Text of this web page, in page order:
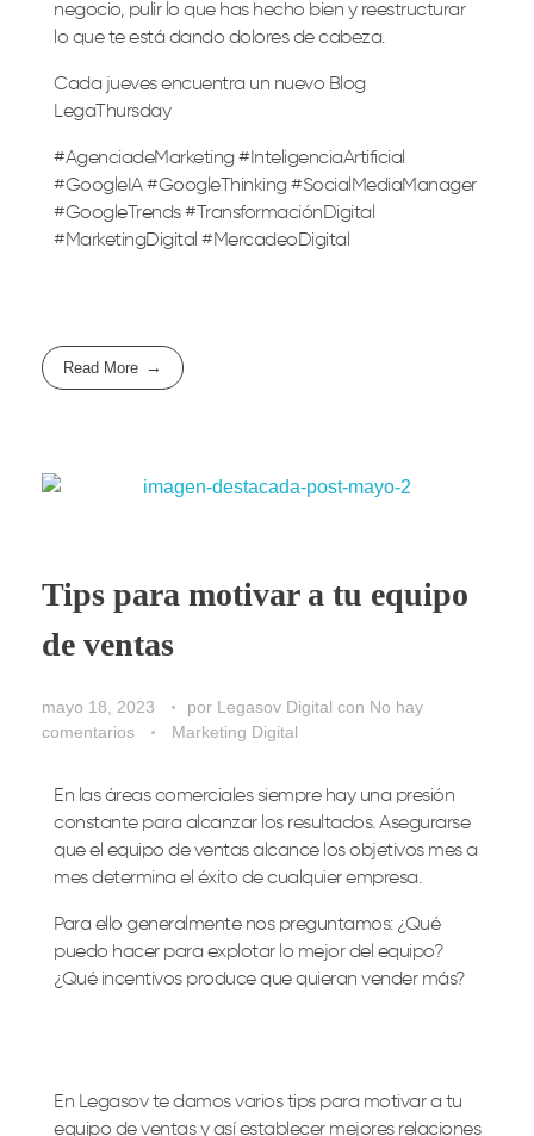
negocio, pulir lo que has hecho bien y reestructurar
lo que te está dando dolores de cabeza.
Cada jueves encuentra un nuevo Blog
LegaThursday
#AgenciadeMarketing #InteligenciaArtificial
#GoogleIA #GoogleThinking #SocialMediaManager
#GoogleTrends #TransformaciónDigital
#MarketingDigital #MercadeoDigital
Read More
Tips para motivar a tu equipo
de ventas
mayo 18, 2023 por Legasov Digital con No hay
comentarios
Marketing Digital
En las áreas comerciales siempre hay una presión
constante para alcanzar los resultados. Asegurarse
que el equipo de ventas alcance los objetivos mes a
mes determina el éxito de cualquier empresa.
Para ello generalmente nos preguntamos: ¿Qué
puedo hacer para explotar lo mejor del equipo?
¿Qué incentivos produce que quieran vender más?
En Legasov te damos varios tips para motivar a tu
equipo de ventas y así establecer mejores relaciones